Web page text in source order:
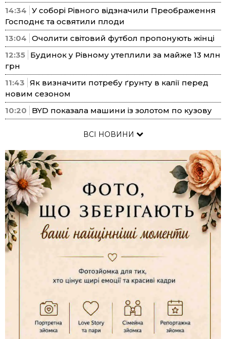
14:34 У соборі Рівного відзначили Преображення
Господнє та освятили плоди
13:04 Очолити світовий футбол пропонують жінці
12:35 Будинок у Рівному утеплили за майже 13 млн
грн
11:43 Як визначити потребу ґрунту в калії перед
новим сезоном
10:20
BYD показала машини із золотом по кузову
ВСІ НОВИНИ